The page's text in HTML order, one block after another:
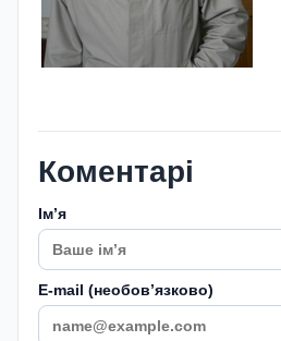
Коментарі
Імʼя
E-mail (необовʼязково)